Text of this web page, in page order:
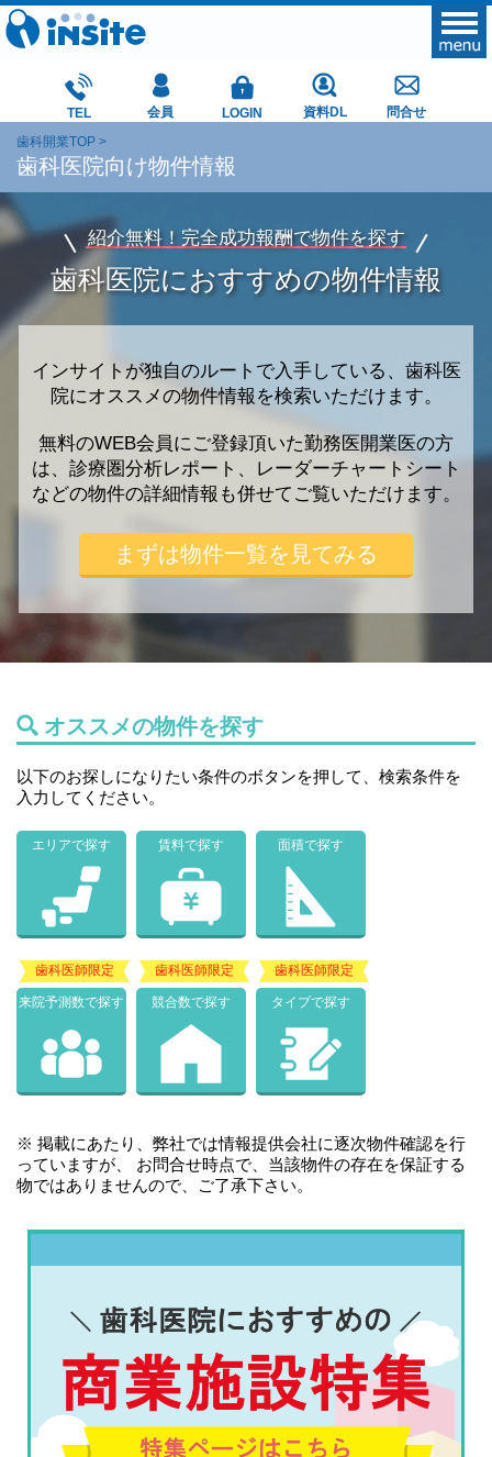
TEL 会員 LOGIN 資料DL
問合せ
歯科開業TOP
歯科医院向け物件情報
紹介無料！完全成功報酬で物件を探す
歯科医院におすすめの物件情報
インサイトが独自のルートで入手している、 歯科医
院にオススメの物件情報を検索いただけます。
無料のWEB会員にご登録頂いた勤務医開業医の方
は、 診療圏分析レポート、レーダーチャートシート
などの物件の詳細情報も併せてご覧いただけます。
まずは物件一覧を見てみる
オススメの物件を探す
以下のお探しになりたい条件のボタンを押して、検索条件を
入力してください。
エリアで探す 賃料で探す 面積で探す
歯科医師限定
来院予測数で探す
歯科医師限定
競合数で探す
歯科医師限定
タイプで探す
※ 掲載にあたり、弊社では情報提供会社に逐次物件確認を行
っていますが、 お問合せ時点で、当該物件の存在を保証する
物ではありませんので、ご了承下さい。